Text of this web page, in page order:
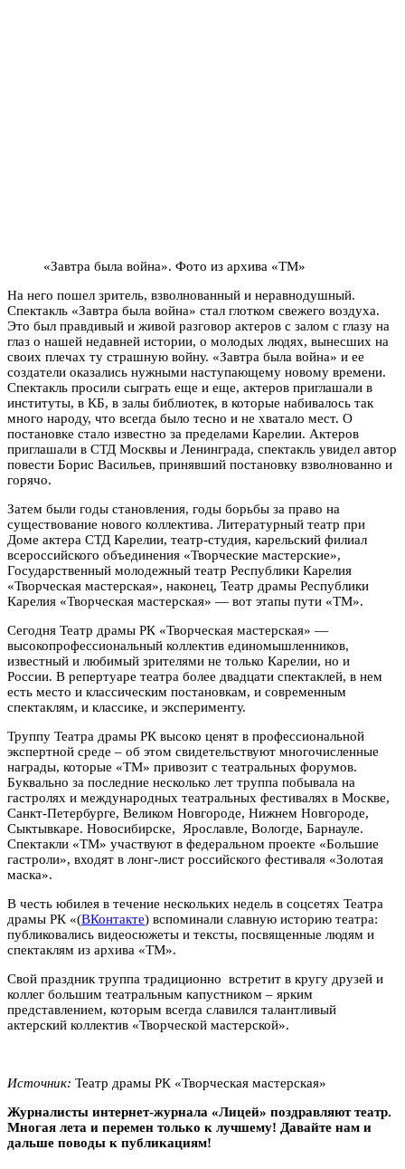
«Завтра была война». Фото из архива «ТМ»
На него пошел зритель, взволнованный и неравнодушный.
Спектакль «Завтра была война» стал глотком свежего воздуха.
Это был правдивый и живой разговор актеров с залом с глазу на
глаз о нашей недавней истории, о молодых людях, вынесших на
своих плечах ту страшную войну. «Завтра была война» и ее
создатели оказались нужными наступающему новому времени.
Спектакль просили сыграть еще и еще, актеров приглашали в
институты, в КБ, в залы библиотек, в которые набивалось так
много народу, что всегда было тесно и не хватало мест. О
постановке стало известно за пределами Карелии. Актеров
приглашали в СТД Москвы и Ленинграда, спектакль увидел автор
повести Борис Васильев, принявший постановку взволнованно и
горячо.
Затем были годы становления, годы борьбы за право на
существование нового коллектива. Литературный театр при
Доме актера СТД Карелии, театр-студия, карельский филиал
всероссийского объединения «Творческие мастерские»,
Государственный молодежный театр Республики Карелия
«Творческая мастерская», наконец, Театр драмы Республики
Карелия «Творческая мастерская» — вот этапы пути «ТМ».
Сегодня Театр драмы РК «Творческая мастерская» —
высокопрофессиональный коллектив единомышленников,
известный и любимый зрителями не только Карелии, но и
России. В репертуаре театра более двадцати спектаклей, в нем
есть место и классическим постановкам, и современным
спектаклям, и классике, и эксперименту.
Труппу Театра драмы РК высоко ценят в профессиональной
экспертной среде – об этом свидетельствуют многочисленные
награды, которые «ТМ» привозит с театральных форумов.
Буквально за последние несколько лет труппа побывала на
гастролях и международных театральных фестивалях в Москве,
Санкт-Петербурге, Великом Новгороде, Нижнем Новгороде,
Сыктывкаре. Новосибирске, Ярославле, Вологде, Барнауле.
Спектакли «ТМ» участвуют в федеральном проекте «Большие
гастроли», входят в лонг-лист российского фестиваля «Золотая
маска».
В честь юбилея в течение нескольких недель в соцсетях Театра
драмы РК «(ВКонтакте) вспоминали славную историю театра:
публиковались видеосюжеты и тексты, посвященные людям и
спектаклям из архива «ТМ».
Свой праздник труппа традиционно встретит в кругу друзей и
коллег большим театральным капустником – ярким
представлением, которым всегда славился талантливый
актерский коллектив «Творческой мастерской».
Источник: Театр драмы РК «Творческая мастерская»
Журналисты интернет-журнала «Лицей» поздравляют театр.
Многая лета и перемен только к лучшему! Давайте нам и
дальше поводы к публикациям!